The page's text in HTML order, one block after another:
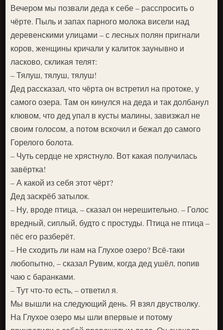
Вечером мы позвали деда к себе – расспросить о
чёрте. Пыль и запах парного молока висели над
деревенскими улицами – с лесных полян пригнали
коров, женщины кричали у калиток заунывно и
ласково, скликая телят:
– Тялуш, тялуш, тялуш!
Дед рассказал, что чёрта он встретил на протоке, у
самого озера. Там он кинулся на деда и так долбанул
клювом, что дед упал в кусты малины, завизжал не
своим голосом, а потом вскочил и бежал до самого
Горелого болота.
– Чуть сердце не хрястнуло. Вот какая получилась
завёртка!
– А какой из себя этот чёрт?
Дед заскрёб затылок.
– Ну, вроде птица, – сказал он нерешительно. – Голос
вредный, сиплый, будто с простуды. Птица не птица –
пёс его разберёт.
– Не сходить ли нам на Глухое озеро? Всё-таки
любопытно, – сказал Рувим, когда дед ушёл, попив
чаю с баранками.
– Тут что-то есть, – ответил я.
Мы вышли на следующий день. Я взял двустволку.
На Глухое озеро мы шли впервые и потому